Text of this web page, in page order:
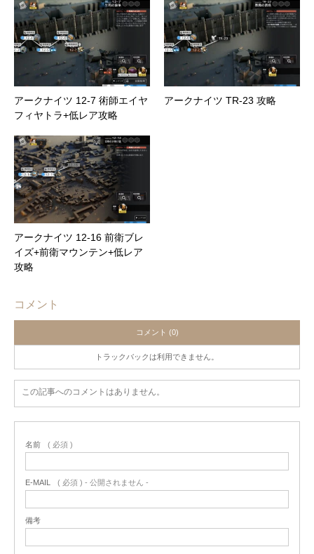
アークナイツ 12-7 術師エイヤ
フィヤトラ+低レア攻略
アークナイツ TR-23 攻略
アークナイツ 12-16 前衛ブレ
イズ+前衛マウンテン+低レア
攻略
コメント
コメント (0)
トラックバックは利用できません。
この記事へのコメントはありません。
名前 ( 必須 )
E-MAIL ( 必須 ) - 公開されません -
備考